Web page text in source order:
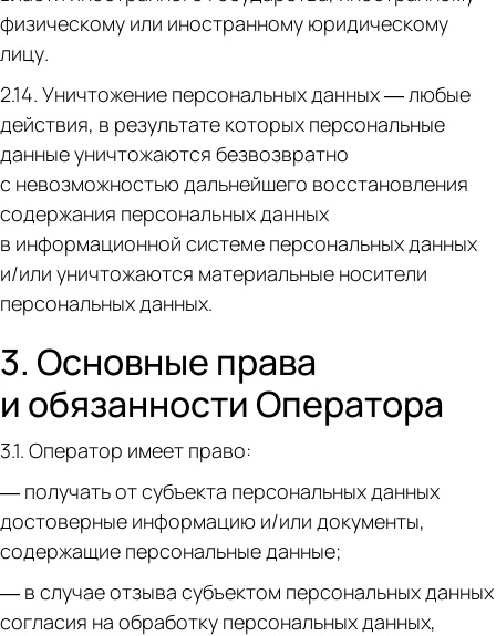
физическому или иностранному юридическому
лицу.
2.14. Уничтожение персональных данных — любые
действия, в результате которых персональные
данные уничтожаются безвозвратно
с невозможностью дальнейшего восстановления
содержания персональных данных
в информационной системе персональных данных
и/или уничтожаются материальные носители
персональных данных.
3. Основные права
и обязанности Оператора
3.1. Оператор имеет право:
— получать от субъекта персональных данных
достоверные информацию и/или документы,
содержащие персональные данные;
— в случае отзыва субъектом персональных данных
согласия на обработку персональных данных,